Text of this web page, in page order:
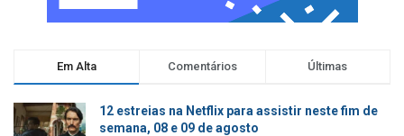
Em Alta Comentários Últimas
12 estreias na Netflix para assistir neste fim de
semana, 08 e 09 de agosto